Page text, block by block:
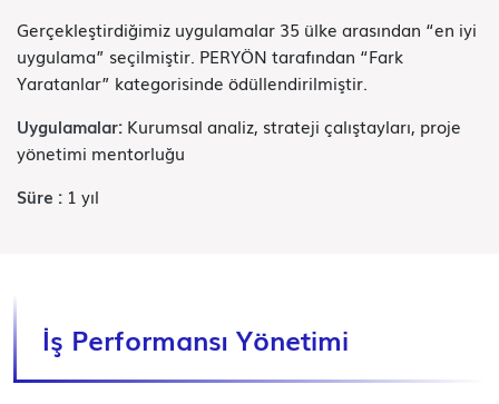
Gerçekleştirdiğimiz uygulamalar 35 ülke arasından “en iyi
uygulama” seçilmiştir. PERYÖN tarafından “Fark
Yaratanlar” kategorisinde ödüllendirilmiştir.
Uygulamalar: Kurumsal analiz, strateji çalıştayları, proje
yönetimi mentorluğu
Süre : 1 yıl
İş Performansı Yönetimi